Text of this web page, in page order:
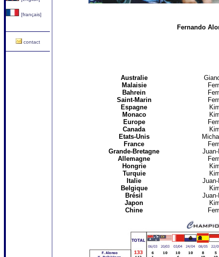
[français]
contact
Fernando
Australie
Malaisie
Bahrein
Saint-Marin
Espagne
Monaco
Europe
Canada
Etats-Unis
France
Grande-Bretagne
Allemagne
Hongrie
Turquie
Italie
Belgique
Brésil
Japon
Chine